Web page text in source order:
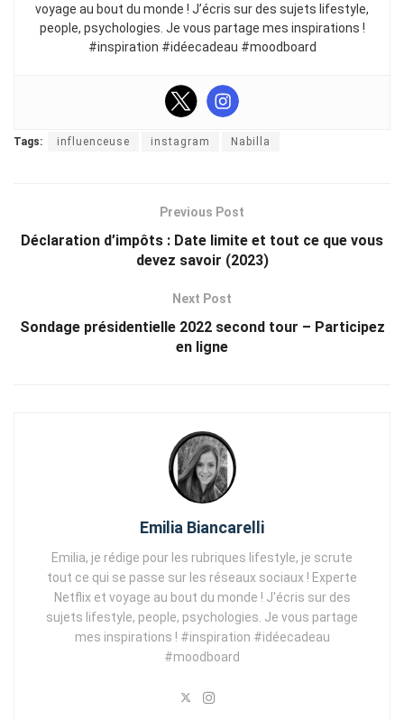
voyage au bout du monde ! J’écris sur des sujets lifestyle,
people, psychologies. Je vous partage mes inspirations !
#inspiration #idéecadeau #moodboard
Tags: influenceuse instagram Nabilla
Previous Post
Déclaration d’impôts : Date limite et tout ce que vous
devez savoir (2023)
Next Post
Sondage présidentielle 2022 second tour – Participez
en ligne
Emilia Biancarelli
Emilia, je rédige pour les rubriques lifestyle, je scrute
tout ce qui se passe sur les réseaux sociaux ! Experte
Netflix et voyage au bout du monde ! J'écris sur des
sujets lifestyle, people, psychologies. Je vous partage
mes inspirations ! #inspiration #idéecadeau
#moodboard